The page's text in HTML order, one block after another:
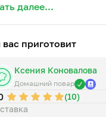
далее...
приготовит
Ксения Коновалова
Домашний повар
(10)